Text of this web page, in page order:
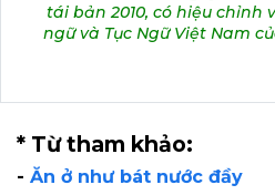
tái bản 2010, có hiệu chỉnh
ngữ và Tục Ngữ Việt Nam
* Từ tham khảo:
- Ăn ở như bát nước đầy